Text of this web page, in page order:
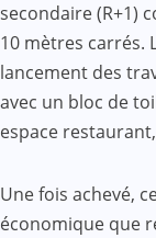
secondaire (R+1)
10 mètres carrés.
lancement des
avec un bloc de
espace
Une fois achevé,
économique que